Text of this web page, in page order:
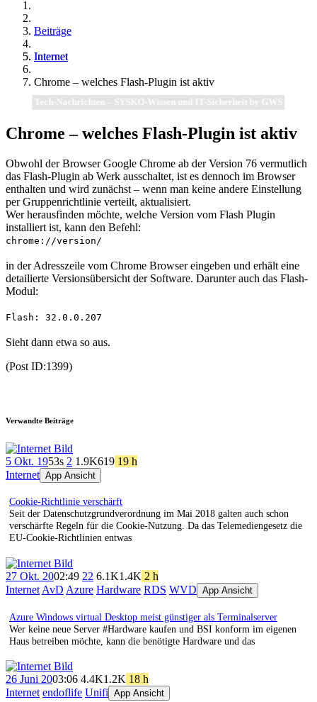
Beiträge
Internet
Chrome – welches Flash-Plugin ist aktiv
Tech-Nachrichten – SYSKO-Wissen und IT-Sicherheit by GWS
Chrome – welches Flash-Plugin ist aktiv
Obwohl der Browser Google Chrome ab der Version 76 vermutlich
das Flash-Plugin ab Werk ausschaltet, ist es dennoch im Browser
enthalten und wird zunächst – wenn man keine andere Einstellung
per Gruppenrichtlinie verteilt, aktualisiert.
Wer herausfinden möchte, welche Version vom Flash Plugin
installiert ist, kann den Befehl:
chrome://version/
in der Adresszeile vom Chrome Browser eingeben und erhält eine
detailierte Versionsübersicht der Software. Darunter auch das Flash-
Modul:
Flash: 32.0.0.207
Sieht dann etwa so aus.
(Post ID:1399)
Verwandte Beiträge
5 Okt. 1953s 2 1.9K619 19 h
Internet App Ansicht
Cookie-Richtlinie verschärft
Seit der Datenschutzgrundverordnung im Mai 2018 galten auch schon
verschärfte Regeln für die Cookie-Nutzung. Da das Telemediengesetz die
EU-Cookie-Richtlinien entwas
27 Okt. 2002:49 22 6.1K1.4K 2 h
Internet AvD Azure Hardware RDS WVD App Ansicht
Azure Windows virtual Desktop meist günstiger als Terminalserver
Wer keine neue Server #Hardware kaufen und BSI konform im eigenen
Haus betreiben möchte, kann die benötigte Hardware und das
26 Juni 2003:06 4.4K1.2K 18 h
Internet endoflife Unifi App Ansicht